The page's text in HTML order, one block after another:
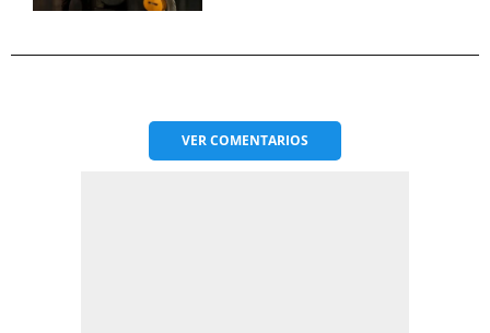
VERCOMENTARIOS